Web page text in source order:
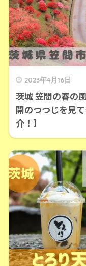
2023年4月16日
茨城 笠間の春の
開のつつじを見
介！】